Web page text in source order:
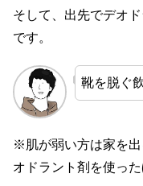
そして、出先でデオ
です。
靴を脱ぐ
※肌が弱い方は家を
オドラント剤を使った